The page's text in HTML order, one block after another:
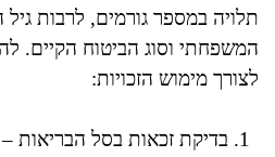
תלויה במספר גורמים, לרבות
המשפחתי וסוג הביטוח הקיים.
לצורך מימוש הזכויות:
בדיקת זכאות בסל הבריאות